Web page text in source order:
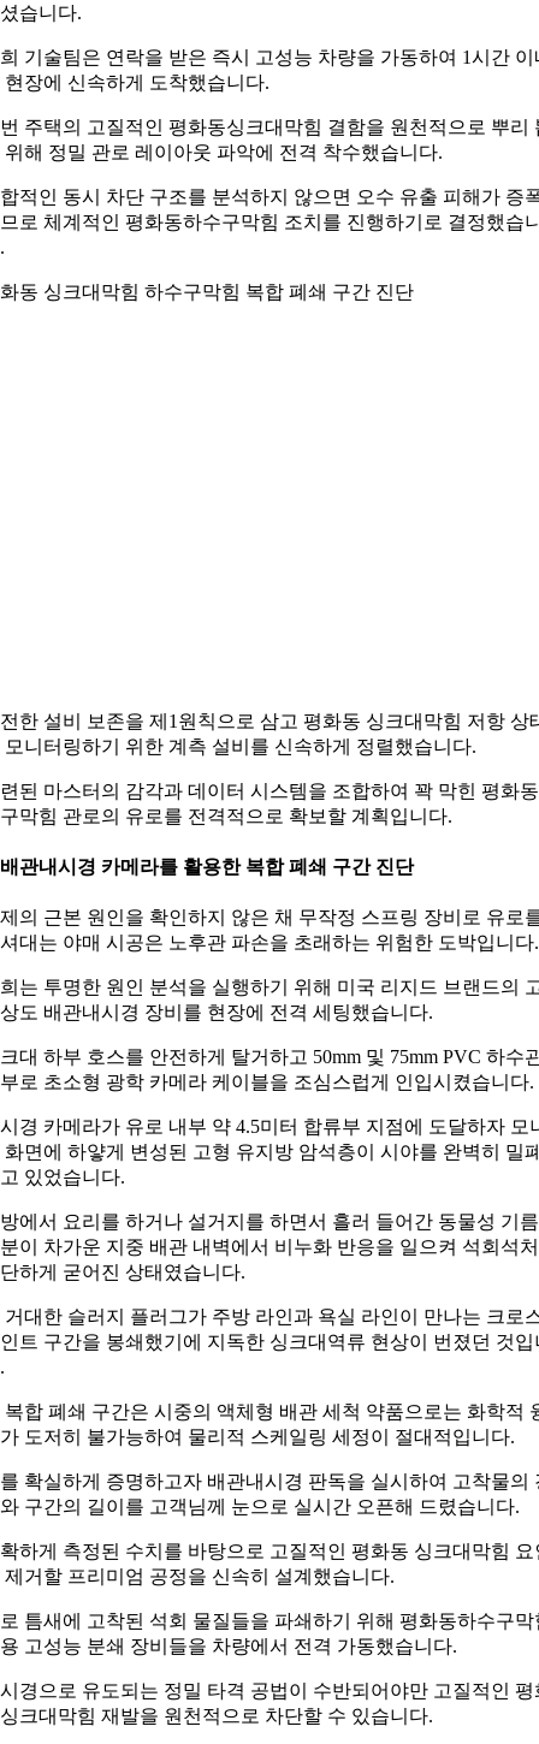
습니다.
기술팀은 연락을 받은 즉시 고성능 차량을 가동하여 1시간 이
현장에 신속하게 도착했습니다.
주택의 고질적인 평화동싱크대막힘 결함을 원천적으로 뿌리
위해 정밀 관로 레이아웃 파악에 전격 착수했습니다.
적인 동시 차단 구조를 분석하지 않으면 오수 유출 피해가 증
로 체계적인 평화동하수구막힘 조치를 진행하기로 결정했습
동 싱크대막힘 하수구막힘 복합 폐쇄 구간 진단
한 설비 보존을 제1원칙으로 삼고 평화동 싱크대막힘 저항 상
모니터링하기 위한 계측 설비를 신속하게 정렬했습니다.
된 마스터의 감각과 데이터 시스템을 조합하여 꽉 막힌 평화
막힘 관로의 유로를 전격적으로 확보할 계획입니다.
관내시경 카메라를 활용한 복합 폐쇄 구간 진단
의 근본 원인을 확인하지 않은 채 무작정 스프링 장비로 유로
대는 야매 시공은 노후관 파손을 초래하는 위험한 도박입니다.
는 투명한 원인 분석을 실행하기 위해 미국 리지드 브랜드의
도 배관내시경 장비를 현장에 전격 세팅했습니다.
대 하부 호스를 안전하게 탈거하고 50mm 및 75mm PVC 하수
로 초소형 광학 카메라 케이블을 조심스럽게 인입시켰습니다.
경 카메라가 유로 내부 약 4.5미터 합류부 지점에 도달하자 모
화면에 하얗게 변성된 고형 유지방 암석층이 시야를 완벽히 밀
있었습니다.
에서 요리를 하거나 설거지를 하면서 흘러 들어간 동물성 기름
이 차가운 지중 배관 내벽에서 비누화 반응을 일으켜 석회석
하게 굳어진 상태였습니다.
거대한 슬러지 플러그가 주방 라인과 욕실 라인이 만나는 크로
트 구간을 봉쇄했기에 지독한 싱크대역류 현상이 번졌던 것입
복합 폐쇄 구간은 시중의 액체형 배관 세척 약품으로는 화학적
도저히 불가능하여 물리적 스케일링 세정이 절대적입니다.
확실하게 증명하고자 배관내시경 판독을 실시하여 고착물의
구간의 길이를 고객님께 눈으로 실시간 오픈해 드렸습니다.
하게 측정된 수치를 바탕으로 고질적인 평화동 싱크대막힘 요
제거할 프리미엄 공정을 신속히 설계했습니다.
틈새에 고착된 석회 물질들을 파쇄하기 위해 평화동하수구막
고성능 분쇄 장비들을 차량에서 전격 가동했습니다.
경으로 유도되는 정밀 타격 공법이 수반되어야만 고질적인 평
크대막힘 재발을 원천적으로 차단할 수 있습니다.